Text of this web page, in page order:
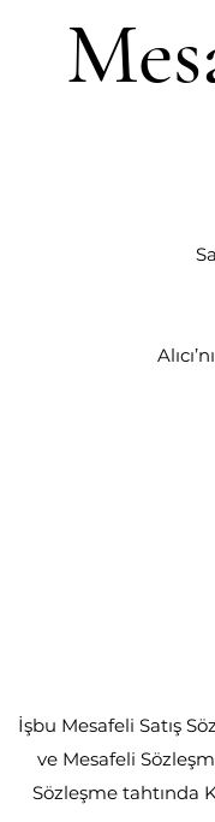
İşbu Mesafeli Satış
ve Mesafeli
Sözleşme tahtında